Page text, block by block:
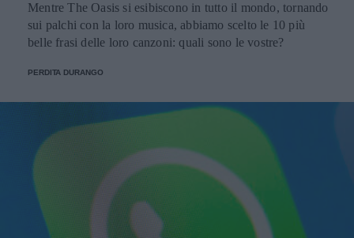
Mentre The Oasis si esibiscono in tutto il mondo, tornando
sui palchi con la loro musica, abbiamo scelto le 10 più
belle frasi delle loro canzoni: quali sono le vostre?
PERDITA DURANGO